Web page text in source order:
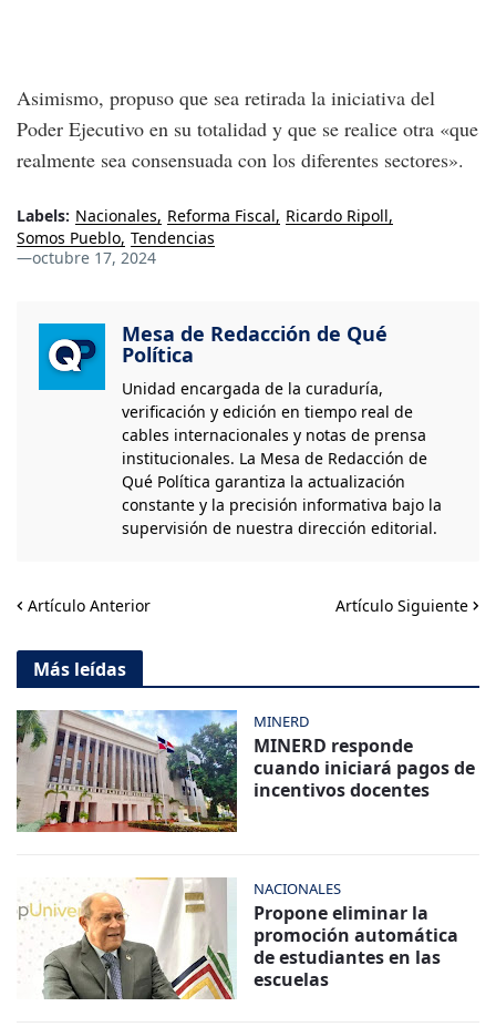
Asimismo, propuso que sea retirada la iniciativa del
Poder Ejecutivo en su totalidad y que se realice otra «que
realmente sea consensuada con los diferentes sectores».
Labels: Nacionales Reforma Fiscal Ricardo Ripoll
Somos Pueblo Tendencias
—octubre 17, 2024
Mesa de Redacción de Qué
Política
Unidad encargada de la curaduría,
verificación y edición en tiempo real de
cables internacionales y notas de prensa
institucionales. La Mesa de Redacción de
Qué Política garantiza la actualización
constante y la precisión informativa bajo la
supervisión de nuestra dirección editorial.
Artículo Anterior Artículo Siguiente
Más leídas
MINERD
MINERD responde
cuando iniciará pagos de
incentivos docentes
NACIONALES
Propone eliminar la
promoción automática
de estudiantes en las
escuelas